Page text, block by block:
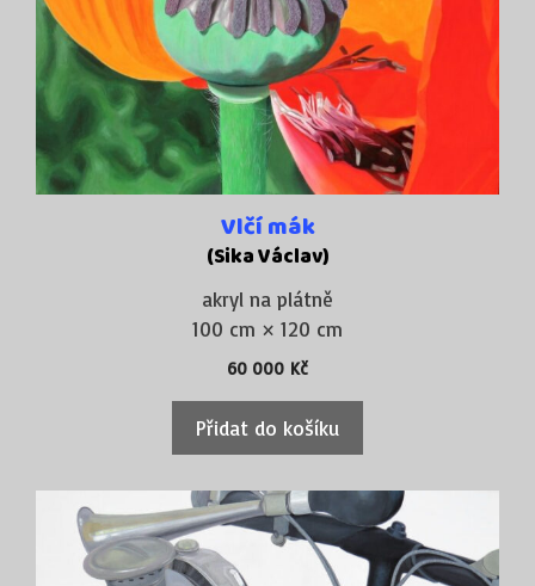
Vlčí mák
(Sika Václav)
akryl na plátně
100 cm × 120 cm
60 000 Kč
Přidat do košíku